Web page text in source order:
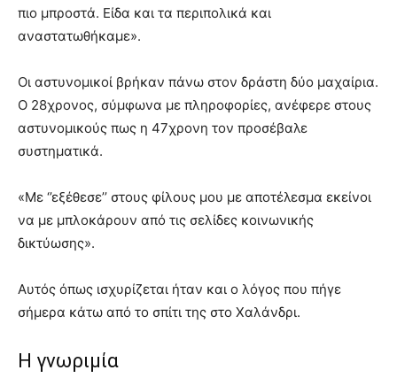
πιο μπροστά. Είδα και τα περιπολικά και
αναστατωθήκαμε».
Οι αστυνομικοί βρήκαν πάνω στον δράστη δύο μαχαίρια.
Ο 28χρονος, σύμφωνα με πληροφορίες, ανέφερε στους
αστυνομικούς πως η 47χρονη τον προσέβαλε
συστηματικά.
«Με ‘’εξέθεσε’’ στους φίλους μου με αποτέλεσμα εκείνοι
να με μπλοκάρουν από τις σελίδες κοινωνικής
δικτύωσης».
Αυτός όπως ισχυρίζεται ήταν και ο λόγος που πήγε
σήμερα κάτω από το σπίτι της στο Χαλάνδρι.
Η γνωριμία